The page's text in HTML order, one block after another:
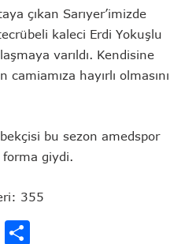
çıkan Sarıyer’imizde
kaleci Erdi Yokuşlu
varıldı. Kendisine
hayırlı olmasını
bu sezon amedspor
forma giydi.
355
X